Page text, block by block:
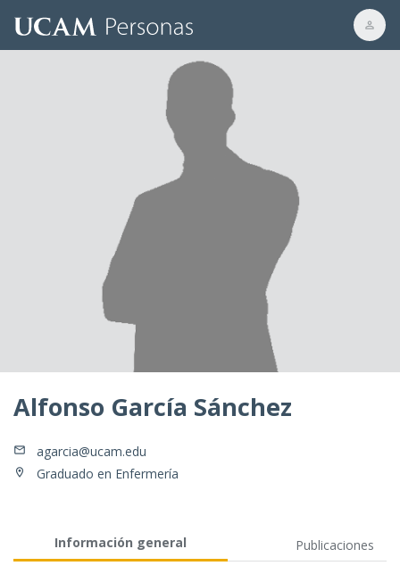
Alfonso García Sánchez
agarcia@ucam.edu
Graduado en Enfermería
Información general Publicaciones